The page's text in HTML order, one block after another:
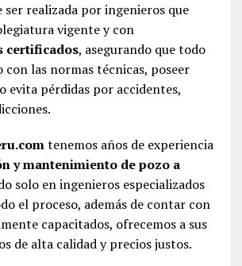
ser realizada por ingenieros que
vigente y con
certificados, asegurando que todo
con las normas técnicas, poseer
evita pérdidas por accidentes,
tenemos años de experiencia
y mantenimiento de pozo a
solo en ingenieros especializados
el proceso, además de contar con
capacitados, ofrecemos a sus
de alta calidad y precios justos.